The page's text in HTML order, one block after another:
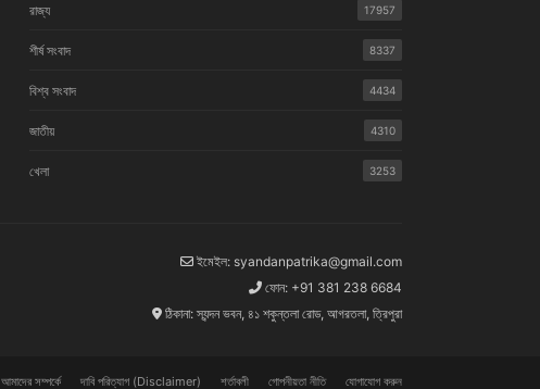
রাজ্য 17957
শীর্ষ সংবাদ 8337
বিশ্ব সংবাদ 4434
জাতীয় 4310
খেলা 3253
ইমেইল: syandanpatrika@gmail.com
ফোন: +91 381 238 6684
ঠিকানা: স্যন্দন ভবন, ৪১ শকুন্তলা রোড, আগরতলা, ত্রিপুরা
আমাদের সম্পর্কে দাবি পরিত্যাগ (Disclaimer) শর্তাবলী গোপনীয়তা নীতি যোগাযোগ করুন